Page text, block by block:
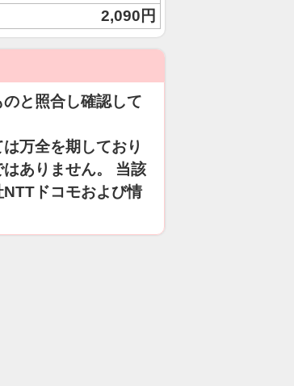
2,090円
と照合し確認して
万全を期しており
ありません。 当該
ドコモおよび情